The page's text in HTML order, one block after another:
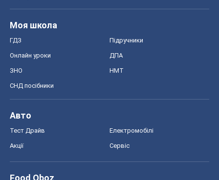
Моя школа
ГДЗ Підручники
Онлайн уроки ДПА
ЗНО НМТ
СНД посібники
Авто
Тест Драйв Електромобілі
Акції Сервіс
Food Oboz